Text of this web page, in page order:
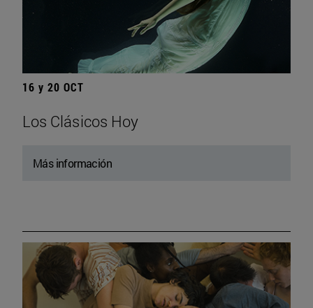
16 y 20 OCT
Los Clásicos Hoy
Más información